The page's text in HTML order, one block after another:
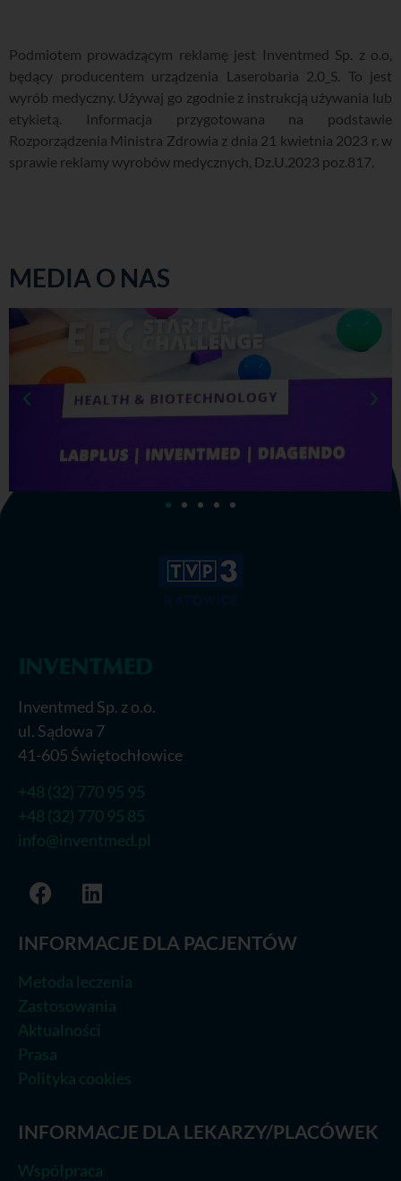
Podmiotem prowadzącym reklamę jest Inventmed Sp. z o.o,
będący producentem urządzenia Laserobaria 2.0_S. To jest
wyrób medyczny. Używaj go zgodnie z instrukcją używania lub
etykietą. Informacja przygotowana na podstawie
Rozporządzenia Ministra Zdrowia z dnia 21 kwietnia 2023 r. w
sprawie reklamy wyrobów medycznych, Dz.U.2023 poz.817.
MEDIA O NAS
Inventmed Sp. z o.o.
ul. Sądowa 7
41-605 Świętochłowice
+48 (32) 770 95 95
+48 (32) 770 95 85
info@inventmed.pl
INFORMACJE DLA PACJENTÓW
Metoda leczenia
Zastosowania
Aktualności
Prasa
Polityka cookies
INFORMACJE DLA LEKARZY/PLACÓWEK
Współpraca